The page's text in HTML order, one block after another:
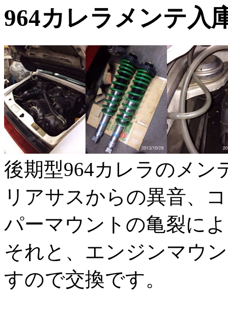
964カレラメンテ入
後期型964カレラのメン
リアサスからの異音、
パーマウントの亀裂に
それと、エンジンマウ
すので交換です。